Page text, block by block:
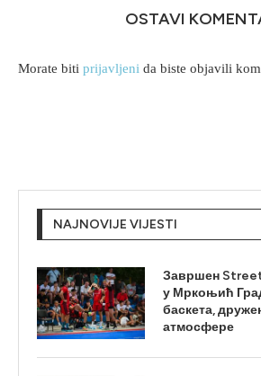
OSTAVI
Morate biti prijavljeni da biste objavili
NAJNOVIJE VIJESTI
Завршен
у Мркоњић
баскета,
атмосфере